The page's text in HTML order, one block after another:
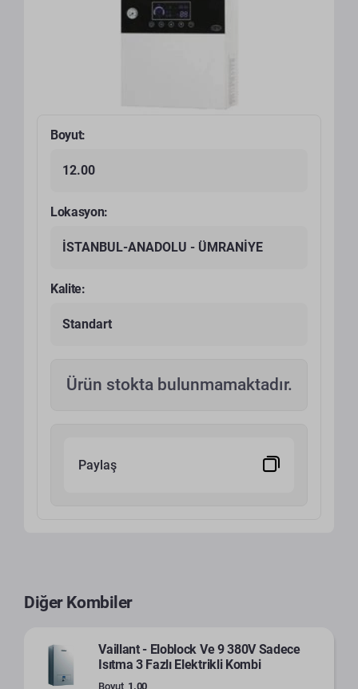
Boyut:
12.00
Lokasyon:
İSTANBUL-ANADOLU - ÜMRANİYE
Kalite:
Standart
Ürün stokta bulunmamaktadır.
Paylaş
Diğer Kombiler
Vaillant - Eloblock Ve 9 380V Sadece
Isıtma 3 Fazlı Elektrikli Kombi
Boyut 1.00